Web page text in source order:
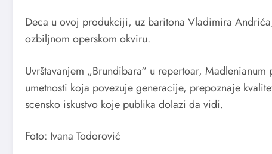
Deca u ovoj produkciji, uz baritona Vladimira
ozbiljnom operskom okviru.
Uvrštavanjem „Brundibara“ u repertoar,
umetnosti koja povezuje generacije, prepoznaje
scensko iskustvo koje publika dolazi da vidi.
Foto: Ivana Todorović